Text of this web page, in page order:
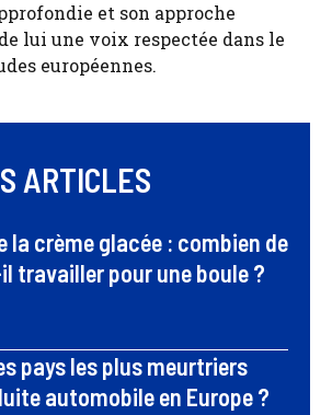
et son approche
lui une voix respectée dans le
européennes.
ARTICLES
la crème glacée : combien de
travailler pour une boule ?
pays les plus meurtriers
automobile en Europe ?